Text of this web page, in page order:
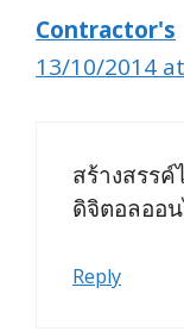
Contractor's
13/10/2014
สร้างสรรค์
ดิจิตอลออ
Reply